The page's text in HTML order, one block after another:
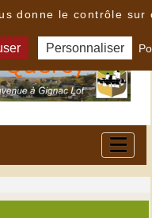
donne le contrôle sur
Personnaliser